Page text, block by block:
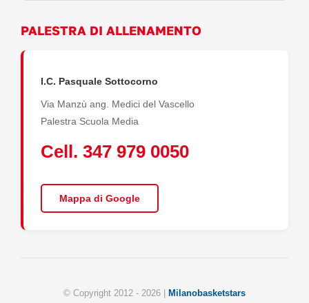
PALESTRA DI ALLENAMENTO
I.C. Pasquale Sottocorno
Via Manzù ang. Medici del Vascello
Palestra Scuola Media
Cell. 347 979 0050
Mappa di Google
© Copyright 2012 - 2026 | Milanobasketstars